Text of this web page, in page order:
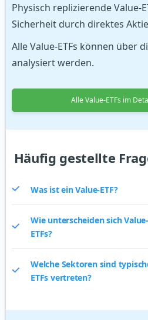
Physisch replizierende Value-
Sicherheit durch direktes
Alle Value-ETFs können über
analysiert werden.
Alle Value-ETFs im
Häufig gestellte
Was ist ein Value-ETF?
Wie unterscheiden sich
ETFs?
Welche Sektoren sind
ETFs vertreten?